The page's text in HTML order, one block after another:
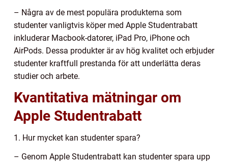
– Några av de mest populära produkterna som
studenter vanligtvis köper med Apple Studentrabatt
inkluderar Macbook-datorer, iPad Pro, iPhone och
AirPods. Dessa produkter är av hög kvalitet och erbjuder
studenter kraftfull prestanda för att underlätta deras
studier och arbete.
Kvantitativa mätningar om
Apple Studentrabatt
1. Hur mycket kan studenter spara?
– Genom Apple Studentrabatt kan studenter spara upp